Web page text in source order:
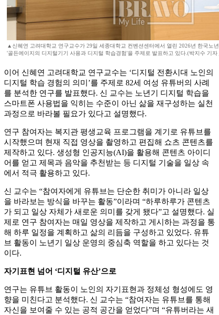
▲신혜연 고려대학교 연구교수가 29일 세종대학교 컨벤션센터에서 열린 2026년 한국노
'골든에이지의 디지털기기 사용과 디지털 학습경험'을 주제로 발표하고 있다.(박지수 기자
이어 신혜연 고려대학교 연구교수는 ‘디지털 전환시대 노인의
디지털 학습 경험의 의미’를 주제로 82세 여성 유튜버의 사례
를 분석한 연구를 발표했다. 신 교수는 노년기 디지털 학습을
스마트폰 사용법을 익히는 수준이 아닌 삶을 재구성하는 실천
과정으로 바라볼 필요가 있다고 설명했다.
연구 참여자는 복지관 평생교육 프로그램을 계기로 유튜브를
시작했으며 현재 직접 영상을 촬영하고 편집해 쇼츠 콘텐츠를
제작하고 있다. 생성형 인공지능(AI)을 활용해 콘텐츠 아이디
어를 얻고 제목과 음악을 추천받는 등 디지털 기술을 일상 속
에서 적극 활용하고 있다.
신 교수는 “참여자에게 유튜브는 단순한 취미가 아니라 일상
을 바라보는 방식을 바꾸는 활동”이라며 “하루하루가 콘텐츠
가 되고 일상 자체가 새로운 의미를 갖게 됐다”고 설명했다. 실
제로 연구 참여자는 매일 영상을 제작하고 게시하는 과정을 통
해 하루 일정을 계획하고 삶의 리듬을 구성하고 있었다. 유튜
브 활동이 노년기 일상 운영의 중심축 역할을 하고 있다는 것
이다.
자기표현 넘어 ‘디지털 유산’으로
연구는 유튜브 활동이 노인의 자기표현과 정체성 형성에도 영
향을 미친다고 분석했다. 신 교수는 “참여자는 유튜브를 통해
자신을 보여줄 수 있는 공적 공간을 얻었다”며 “유튜버라는 새